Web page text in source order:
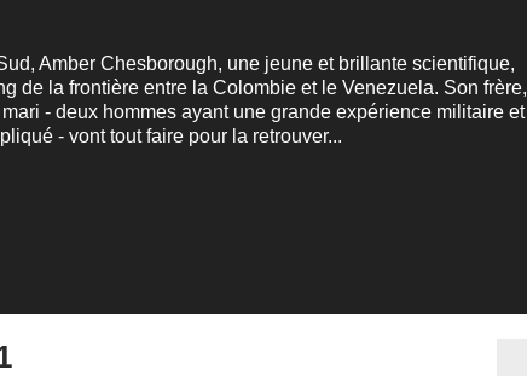
Amber Chesborough, une jeune et brillante scientifique,
de la frontière entre la Colombie et le Venezuela. Son frère,
- deux hommes ayant une grande expérience militaire et
- vont tout faire pour la retrouver...